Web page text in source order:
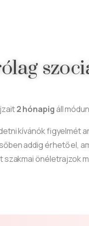
2 hónapigáll
kívánók figyelmét
addig érhető el,
önéletrajzok